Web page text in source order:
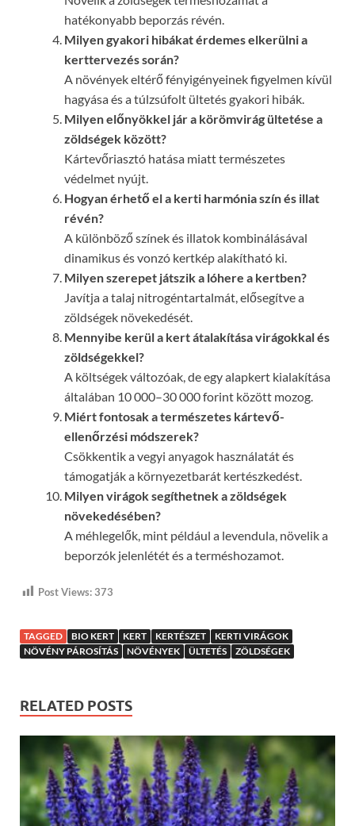
hatékonyabb beporzás révén.
Milyen gyakori hibákat érdemes elkerülni a
kerttervezés során?
A növények eltérő fényigényeinek figyelmen kívül
hagyása és a túlzsúfolt ültetés gyakori hibák.
Milyen előnyökkel jár a körömvirág ültetése a
zöldségek között?
Kártevőriasztó hatása miatt természetes
védelmet nyújt.
Hogyan érhető el a kerti harmónia szín és illat
révén?
A különböző színek és illatok kombinálásával
dinamikus és vonzó kertkép alakítható ki.
Milyen szerepet játszik a lóhere a kertben?
Javítja a talaj nitrogéntartalmát, elősegítve a
zöldségek növekedését.
Mennyibe kerül a kert átalakítása virágokkal és
zöldségekkel?
A költségek változóak, de egy alapkert kialakítása
általában 10 000–30 000 forint között mozog.
Miért fontosak a természetes kártevő-
ellenőrzési módszerek?
Csökkentik a vegyi anyagok használatát és
támogatják a környezetbarát kertészkedést.
Milyen virágok segíthetnek a zöldségek
növekedésében?
A méhlegelők, mint például a levendula, növelik a
beporzók jelenlétét és a terméshozamot.
Post Views:373
TAGGED BIO KERT KERT KERTÉSZET
KERTI VIRÁGOK
NÖVÉNY PÁROSÍTÁS
NÖVÉNYEK ÜLTETÉS ZÖLDSÉGEK
RELATED POSTS